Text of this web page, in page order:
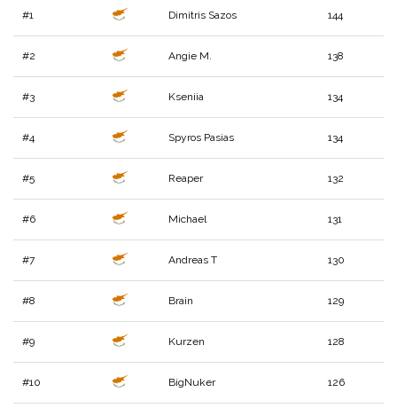
#1 Dimitris Sazos 144
#2 Angie M. 138
#3 Kseniia 134
#4 Spyros Pasias 134
#5 Reaper 132
#6 Michael 131
#7 Andreas T 130
#8 Brain 129
#9 Kurzen 128
#10 BigNuker 126